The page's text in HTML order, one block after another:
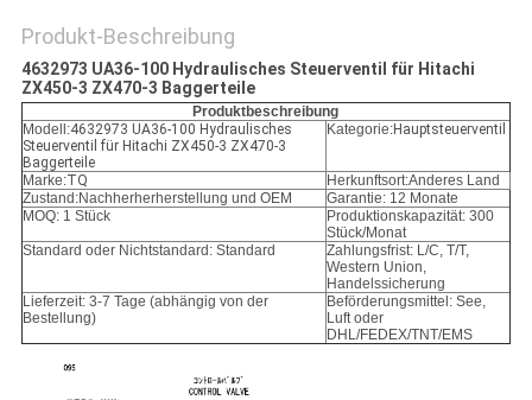
Produkt-Beschreibung
4632973 UA36-100 Hydraulisches Steuerventil für Hitachi
ZX450-3 ZX470-3 Baggerteile
Produktbeschreibung
Modell:4632973 UA36-100 Hydraulisches
Steuerventil für Hitachi ZX450-3 ZX470-3
Baggerteile
Kategorie:Hauptsteuerventil
Marke:TQ
Herkunftsort:Anderes Land
Zustand:Nachherherherstellung und OEM
Garantie: 12 Monate
MOQ: 1 Stück
Produktionskapazität: 300
Stück/Monat
Standard oder Nichtstandard: Standard
Zahlungsfrist: L/C, T/T,
Western Union,
Handelssicherung
Lieferzeit: 3-7 Tage (abhängig von der
Bestellung)
Beförderungsmittel: See,
Luft oder
DHL/FEDEX/TNT/EMS